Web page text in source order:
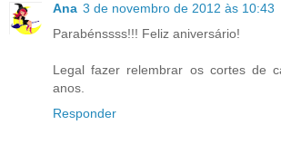
Ana 3 de novembro de 2012 às 10:43
Parabénssss!!! Feliz aniversário!
Legal fazer relembrar os cortes de
anos.
Responder